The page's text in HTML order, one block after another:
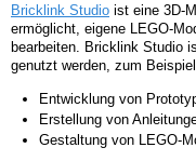
Bricklink Studio ist eine 3D-
ermöglicht, eigene LEGO-
bearbeiten. Bricklink Studio
genutzt werden, zum
Entwicklung von
Erstellung von
Gestaltung von LEGO-